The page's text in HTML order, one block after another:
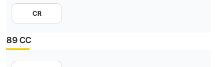
CR
89 CC